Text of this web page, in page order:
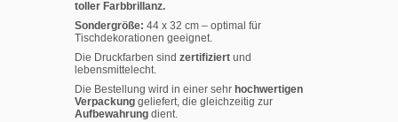
toller Farbbrillanz.
Sondergröße: 44 x 32 cm – optimal für
Tischdekorationen geeignet.
Die Druckfarben sind zertifiziert und
lebensmittelecht.
Die Bestellung wird in einer sehr hochwertigen
Verpackung geliefert, die gleichzeitig zur
Aufbewahrung dient.